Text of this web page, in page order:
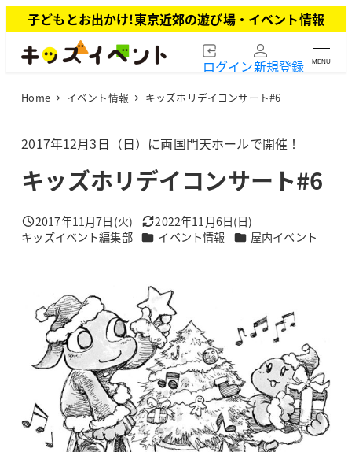
イ
子どもとお出かけ!東京近郊の遊び場・イベント情報
ログイン新規登録 MENU
Home イベント情報 キッズホリデイコンサート#6
2017年12月3日（日）に両国門天ホールで開催！
キッズホリデイコンサート#6
投稿日
2017年11月7日(火) 更新日
2022年11月6日(日)
著
キッズイベント編集部 カテゴリー
イベント情報 カテゴリー
屋内イベント